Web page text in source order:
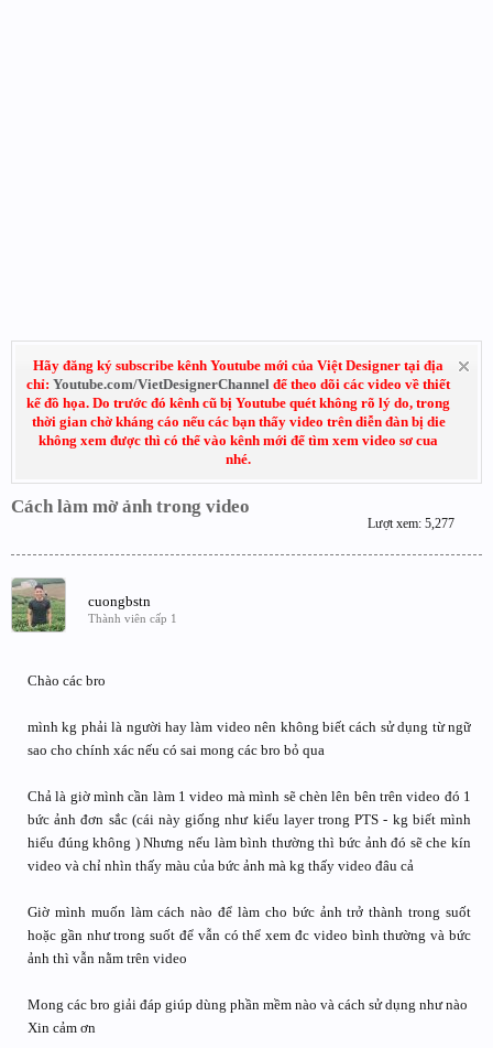
Hãy đăng ký subscribe kênh Youtube mới của Việt Designer tại địa
chỉ: Youtube.com/VietDesignerChannel để theo dõi các video về thiết
kế đồ họa. Do trước đó kênh cũ bị Youtube quét không rõ lý do, trong
thời gian chờ kháng cáo nếu các bạn thấy video trên diễn đàn bị die
không xem được thì có thể vào kênh mới để tìm xem video sơ cua
nhé.
Cách làm mờ ảnh trong video
Lượt xem: 5,277
cuongbstn
Thành viên cấp 1
Chào các bro
mình kg phải là người hay làm video nên không biết cách sử dụng từ ngữ
sao cho chính xác nếu có sai mong các bro bỏ qua
Chả là giờ mình cần làm 1 video mà mình sẽ chèn lên bên trên video đó 1
bức ảnh đơn sắc (cái này giống như kiểu layer trong PTS - kg biết mình
hiểu đúng không ) Nhưng nếu làm bình thường thì bức ảnh đó sẽ che kín
video và chỉ nhìn thấy màu của bức ảnh mà kg thấy video đâu cả
Giờ mình muốn làm cách nào để làm cho bức ảnh trở thành trong suốt
hoặc gần như trong suốt để vẫn có thể xem đc video bình thường và bức
ảnh thì vẫn nằm trên video
Mong các bro giải đáp giúp dùng phần mềm nào và cách sử dụng như nào
Xin cảm ơn